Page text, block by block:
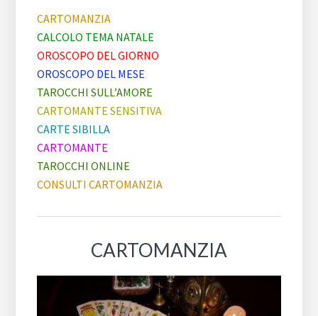
CARTOMANZIA
CALCOLO TEMA NATALE
OROSCOPO DEL GIORNO
OROSCOPO DEL MESE
TAROCCHI SULL’AMORE
CARTOMANTE SENSITIVA
CARTE SIBILLA
CARTOMANTE
TAROCCHI ONLINE
CONSULTI CARTOMANZIA
CARTOMANZIA